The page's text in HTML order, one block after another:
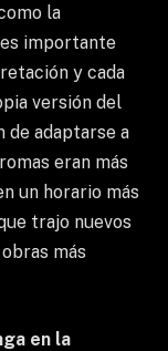
la
importante
y cada
versión del
de adaptarse a
eran más
un horario más
trajo nuevos
más
en la